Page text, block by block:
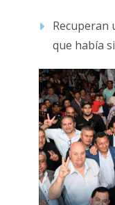
Recuperan
que había